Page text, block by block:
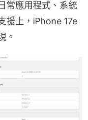
常應用程式、系統
援上，iPhone 17e
。